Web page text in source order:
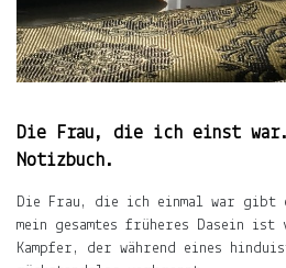
ljuno
steckt:
die
Liebe,
Die Frau, die ich einst war.
Notizbuch.
Die Frau, die ich einmal war gibt
mein gesamtes früheres Dasein ist
Kampfer, der während eines